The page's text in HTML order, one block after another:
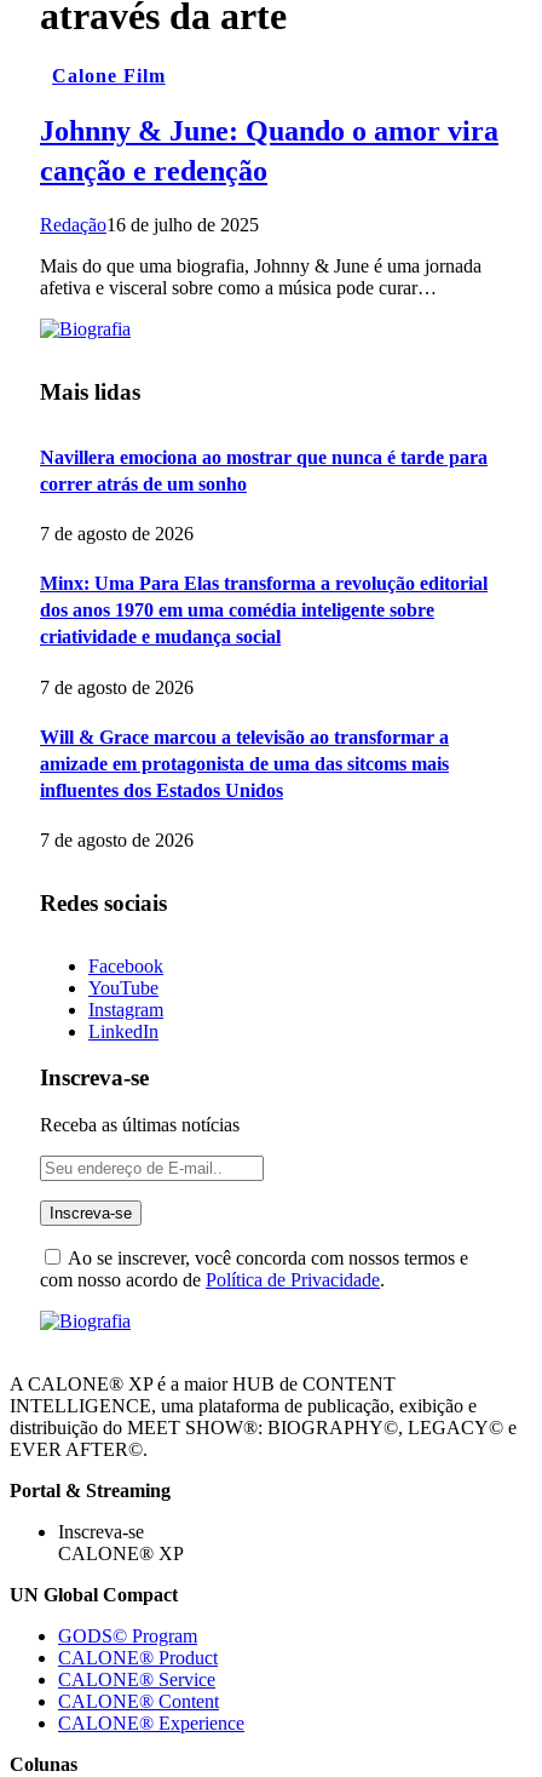
através da arte
Calone Film
Johnny & June: Quando o amor vira
canção e redenção
Redação16 de julho de 2025
Mais do que uma biografia, Johnny & June é uma jornada
afetiva e visceral sobre como a música pode curar…
Mais lidas
Navillera emociona ao mostrar que nunca é tarde para
correr atrás de um sonho
7 de agosto de 2026
Minx: Uma Para Elas transforma a revolução editorial
dos anos 1970 em uma comédia inteligente sobre
criatividade e mudança social
7 de agosto de 2026
Will & Grace marcou a televisão ao transformar a
amizade em protagonista de uma das sitcoms mais
influentes dos Estados Unidos
7 de agosto de 2026
Redes sociais
Facebook
YouTube
Instagram
LinkedIn
Inscreva-se
Receba as últimas notícias
Ao se inscrever, você concorda com nossos termos e
com nosso acordo de Política de Privacidade.
A CALONE® XP é a maior HUB de CONTENT
INTELLIGENCE, uma plataforma de publicação, exibição e
distribuição do MEET SHOW®: BIOGRAPHY©, LEGACY© e
EVER AFTER©.
Portal & Streaming
Inscreva-se
CALONE® XP
UN Global Compact
GODS© Program
CALONE® Product
CALONE® Service
CALONE® Content
CALONE® Experience
Colunas